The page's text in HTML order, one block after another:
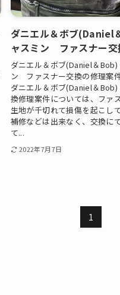
ダニエル＆ボブ(Daniel
ャスミン ファスナー交
ダニエル＆ボブ(Daniel＆Bob)
ン ファスナー交換の修理案
ダニエル＆ボブ(Daniel＆
換修理案件については、ファ
生地が千切れて損傷を起こし
補修などは出来なく、交換に
て...
2022年7月7日
1